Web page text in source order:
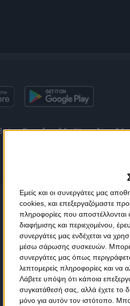
Εμείς και οι συνεργάτες μας
cookies, και επεξεργαζόμαστε
πληροφορίες που αποστέλλονται
διαφήμισης και περιεχομένου,
συνεργάτες μας ενδέχεται να
μέσω σάρωσης συσκευών.
συνεργάτες μας όπως
λεπτομερείς πληροφορίες και να
Λάβετε υπόψη ότι κάποια
συγκατάθεσή σας, αλλά έχετε το
μόνο για αυτόν τον ιστότοπο.
Business Class Terms & Conditions Privacy Policy